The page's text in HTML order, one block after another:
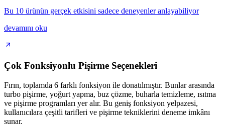
Bu 10 ürünün gerçek etkisini sadece deneyenler anlayabiliyor
devamını oku
Çok Fonksiyonlu Pişirme Seçenekleri
Fırın, toplamda 6 farklı fonksiyon ile donatılmıştır. Bunlar arasında
turbo pişirme, yoğurt yapma, buz çözme, buharla temizleme, ısıtma
ve pişirme programları yer alır. Bu geniş fonksiyon yelpazesi,
kullanıcılara çeşitli tarifleri ve pişirme tekniklerini deneme imkânı
sunar.